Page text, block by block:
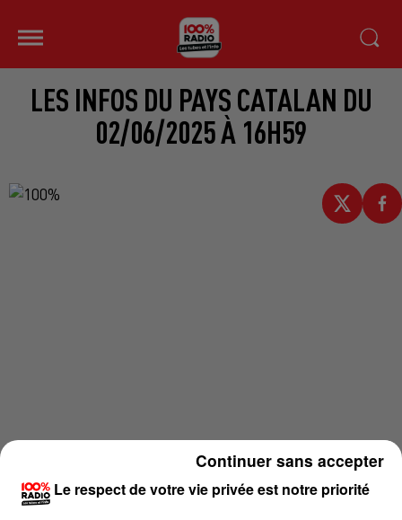
LES INFOS DU PAYS CATALAN DU
02/06/2025 À 16H59
Le respect de votre vie privée est notre priorité
Continuer sans accepter